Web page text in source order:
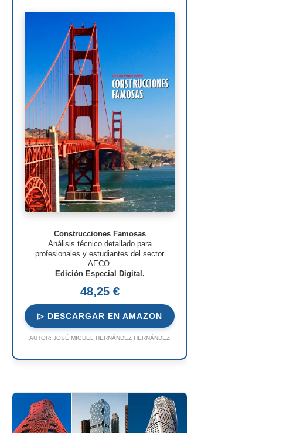
Philip Johnson
Le Corbusier
William Pereira
Antoni Gaudí
Frank Lloyd Wright
Louis Sullivan
Miguel Ángel Buonarroti
Construcciones Famosas
Análisis técnico detallado para
profesionales y estudiantes del sector
AECO.
Edición Especial Digital.
48,25 €
▷ DESCARGAR EN AMAZON
AUTOR: JOSÉ MIGUEL HERNÁNDEZ HERNÁNDEZ